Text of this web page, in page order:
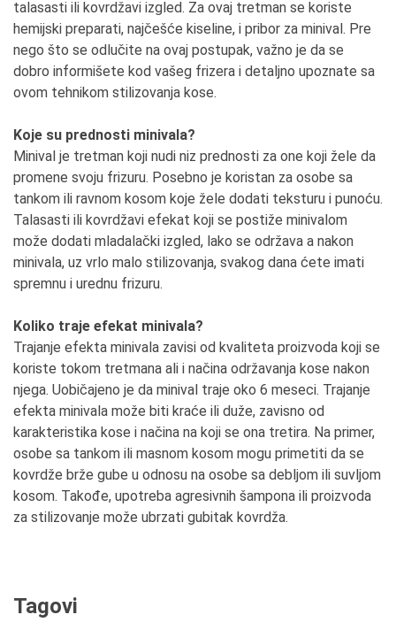
talasasti ili kovrdžavi izgled. Za ovaj tretman se koriste
hemijski preparati, najčešće kiseline, i pribor za minival. Pre
nego što se odlučite na ovaj postupak, važno je da se
dobro informišete kod vašeg frizera i detaljno upoznate sa
ovom tehnikom stilizovanja kose.
Koje su prednosti minivala?
Minival je tretman koji nudi niz prednosti za one koji žele da
promene svoju frizuru. Posebno je koristan za osobe sa
tankom ili ravnom kosom koje žele dodati teksturu i punoću.
Talasasti ili kovrdžavi efekat koji se postiže minivalom
može dodati mladalački izgled, lako se održava a nakon
minivala, uz vrlo malo stilizovanja, svakog dana ćete imati
spremnu i urednu frizuru.
Koliko traje efekat minivala?
Trajanje efekta minivala zavisi od kvaliteta proizvoda koji se
koriste tokom tretmana ali i načina održavanja kose nakon
njega. Uobičajeno je da minival traje oko 6 meseci. Trajanje
efekta minivala može biti kraće ili duže, zavisno od
karakteristika kose i načina na koji se ona tretira. Na primer,
osobe sa tankom ili masnom kosom mogu primetiti da se
kovrdže brže gube u odnosu na osobe sa debljom ili suvljom
kosom. Takođe, upotreba agresivnih šampona ili proizvoda
za stilizovanje može ubrzati gubitak kovrdža.
Tagovi